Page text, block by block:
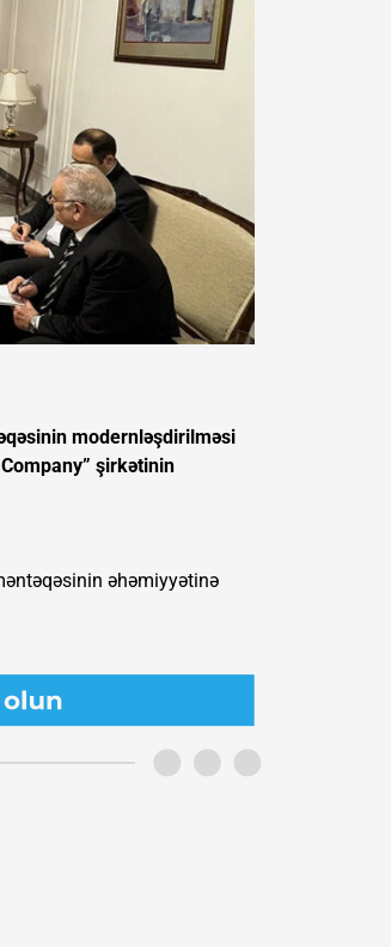
modernləşdirilməsi
şirkətinin
əhəmiyyətinə